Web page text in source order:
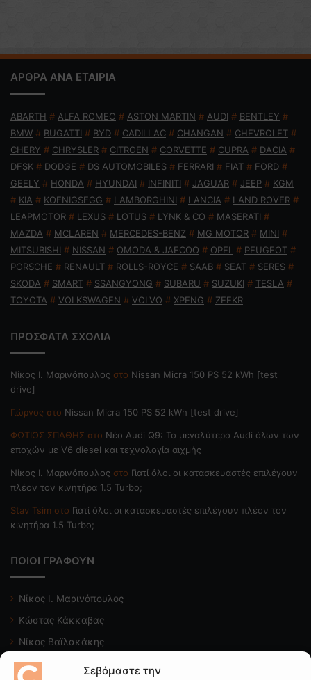
Σεβόμαστε την
ΑΡΘΡΑ ΑΝΑ ΕΤΑΙΡΙΑ
ABARTH # ALFA ROMEO # ASTON MARTIN # AUDI # BENTLEY #
BMW # BUGATTI # BYD # CADILLAC # CHANGAN # CHEVROLET #
CHERY # CHRYSLER # CITROEN # CORVETTE # CUPRA # DACIA #
DFSK # DODGE # DS AUTOMOBILES # FERRARI # FIAT # FORD #
GEELY # HONDA # HYUNDAI # INFINITI # JAGUAR # JEEP # KGM
# KIA # KOENIGSEGG # LAMBORGHINI # LANCIA # LAND ROVER #
LEAPMOTOR # LEXUS # LOTUS # LYNK & CO # MASERATI #
MAZDA # MCLAREN # MERCEDES-BENZ # MG MOTOR # MINI #
MITSUBISHI # NISSAN # OMODA & JAECOO # OPEL # PEUGEOT #
PORSCHE # RENAULT # ROLLS-ROYCE # SAAB # SEAT # SERES #
SKODA # SMART # SSANGYONG # SUBARU # SUZUKI # TESLA #
TOYOTA # VOLKSWAGEN # VOLVO # XPENG # ZEEKR
ΠΡΟΣΦΑΤΑ ΣΧΟΛΙΑ
Nίκος Ι. Mαρινόπουλος στο Nissan Micra 150 PS 52 kWh [test
drive]
Γιώργος στο Nissan Micra 150 PS 52 kWh [test drive]
ΦΩΤΙΟΣ ΣΠΑΘΗΣ στο Νέο Audi Q9: Το μεγαλύτερο Audi όλων των
εποχών με V6 diesel και τεχνολογία αιχμής
Nίκος Ι. Mαρινόπουλος στο Γιατί όλοι οι κατασκευαστές επιλέγουν
πλέον τον κινητήρα 1.5 Turbo;
Stav Tsim στο Γιατί όλοι οι κατασκευαστές επιλέγουν πλέον τον
κινητήρα 1.5 Turbo;
ΠΟΙΟΙ ΓΡΑΦΟΥΝ
Νίκος Ι. Μαρινόπουλος
Κώστας Κάκκαβας
Νίκος Βαϊλακάκης
Μιχάλης Κατωπόδης